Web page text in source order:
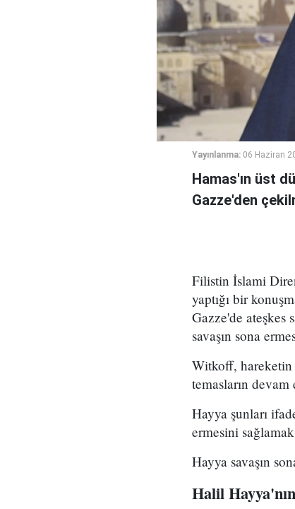
Yayınlanma: 06 Haziran
Hamas'ın üst
Gazze'den
Filistin İslami
yaptığı bir
Gazze'de ateşkes
savaşın sona
Witkoff, hareketin
temasların
Hayya şunları
ermesini
Hayya savaşın
Halil